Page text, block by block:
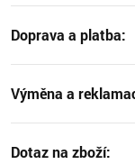
Doprava a platba:
Výměna a
Dotaz na zboží: